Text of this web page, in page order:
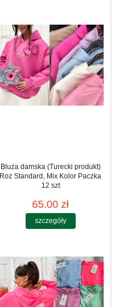
Bluza damska (Turecki produkt)
Roz Standard, Mix Kolor Paczka
12 szt
65.00 zł
szczegóły